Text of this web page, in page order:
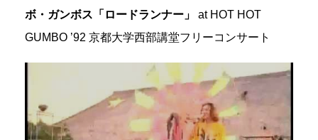
ボ・ガンボス「ロードランナー」
at HOT HOT
GUMBO ’92 京都大学西部講堂フリーコンサート